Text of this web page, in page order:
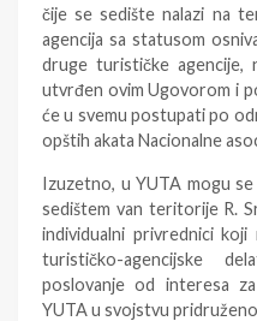
čije se sedište nalazi na
agencija sa statusom
druge turističke
utvrđen ovim Ugovorom i
će u svemu postupati po
opštih akata Nacionalne
Izuzetno, u YUTA mogu
sedištem van teritorije R.
individualni privrednici
turističko-agencijske
poslovanje od interesa
YUTA u svojstvu